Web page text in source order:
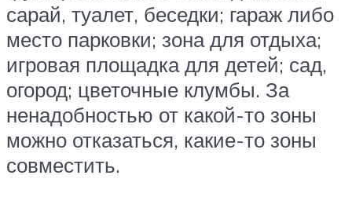
сарай, туалет, беседки; гараж либо
место парковки; зона для отдыха;
игровая площадка для детей; сад,
огород; цветочные клумбы. За
ненадобностью от какой-то зоны
можно отказаться, какие-то зоны
совместить.